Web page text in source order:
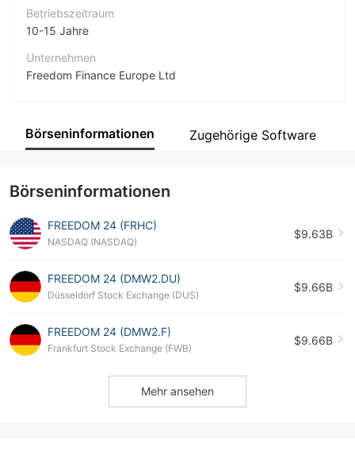
Betriebszeitraum
10-15 Jahre
Unternehmen
Freedom Finance Europe Ltd
Unternehmensmitarbeiter
Börseninformationen Zugehörige Software
Börseninformationen
FREEDOM 24 (FRHC)
NASDAQ (NASDAQ)
$9.63B
FREEDOM 24 (DMW2.DU)
Düsseldorf Stock Exchange (DUS)
$9.66B
FREEDOM 24 (DMW2.F)
Frankfurt Stock Exchange (FWB)
$9.66B
Mehr ansehen